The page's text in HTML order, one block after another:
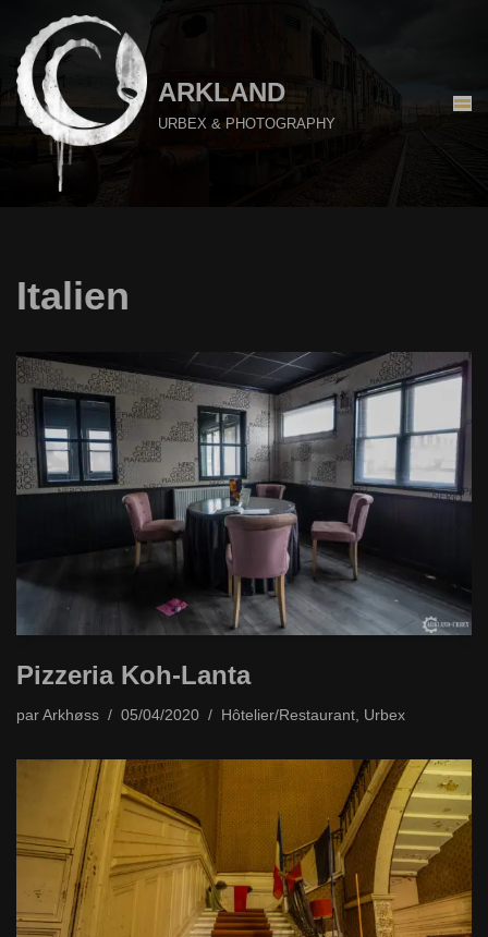
Aller
au
contenu
ARKLAND
URBEX & PHOTOGRAPHY
Italien
Pizzeria Koh-Lanta
par Arkhøss 05/04/2020 Hôtelier/Restaurant, Urbex